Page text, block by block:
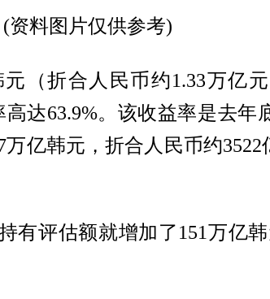
(资料图片仅供参考)
（折合人民币约1.33万亿
高达63.9%。该收益率是去年
亿韩元，折合人民币约
有评估额就增加了151万亿